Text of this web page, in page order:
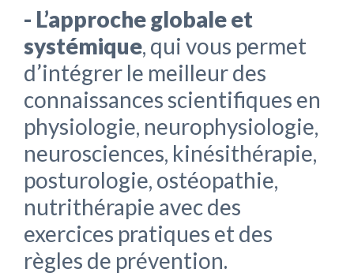
- L’approche globale et
systémique, qui vous permet
d’intégrer le meilleur des
connaissances scientifiques en
physiologie, neurophysiologie,
neurosciences, kinésithérapie,
posturologie, ostéopathie,
nutrithérapie avec des
exercices pratiques et des
règles de prévention.